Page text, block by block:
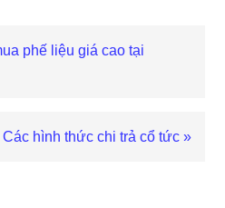
phế liệu giá cao tại
hình thức chi trả cổ tức »